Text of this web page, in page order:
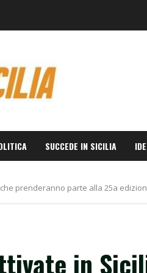
SUCCEDE IN SICILIA
prenderanno parte alla 25a
in